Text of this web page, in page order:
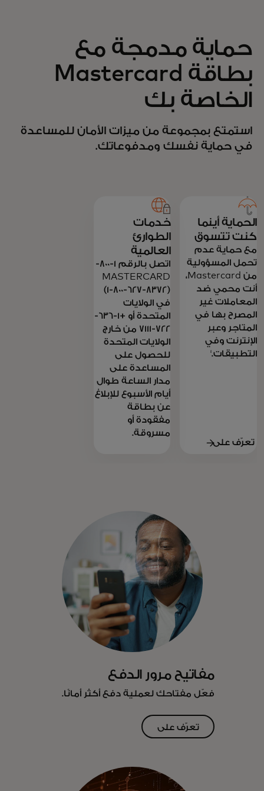
حماية مدمجة مع
بطاقة Mastercard
الخاصة بك
استمتع بمجموعة من ميزات الأمان للمساعدة
في حماية نفسك ومدفوعاتك.
الحماية أينما
كنت تتسوق
مع حماية عدم
تحمل المسؤولية
من Mastercard،
أنت محمي ضد
المعاملات غير
المصرح بها في
المتاجر وعبر
الإنترنت وفي
التطبيقات.1
تعرّف على
خدمات
الطوارئ
العالمية
اتصل بالرقم 1-800-
MASTERCARD
(1-800-627-8372)
في الولايات
المتحدة أو +1-636-
722-7111 من خارج
الولايات المتحدة
للحصول على
المساعدة على
مدار الساعة طوال
أيام الأسبوع للإبلاغ
عن بطاقة
مفقودة أو
مسروقة.
مفاتيح مرور الدفع
فعّل مفتاحك لعملية دفع أكثر أمانًا.
تعرّف على